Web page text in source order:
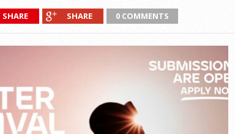
SHARE SHARE 0 COMMENTS